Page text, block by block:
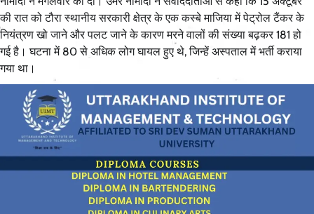
की रात को टौरा स्थानीय सरकारी क्षेत्र के एक कस्बे माजिया में पेट्रोल टैंकर के
नियंत्रण खो जाने और पलट जाने के कारण मरने वालों की संख्या बढ़कर 181 हो
गई है। घटना में 80 से अधिक लोग घायल हुए थे, जिन्हें अस्पताल में भर्ती कराया
गया था।